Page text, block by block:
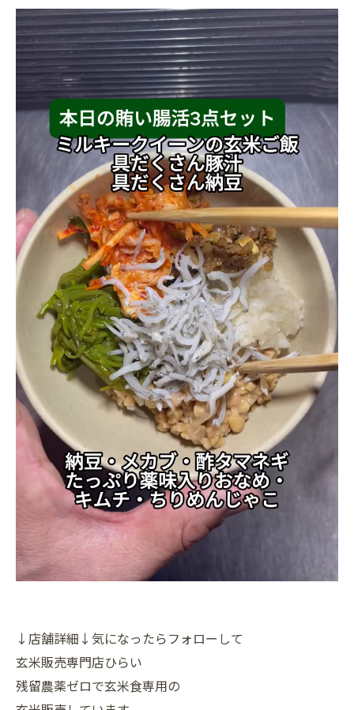
↓店舗詳細↓気になったらフォローして
玄米販売専門店ひらい
残留農薬ゼロで玄米食専用の